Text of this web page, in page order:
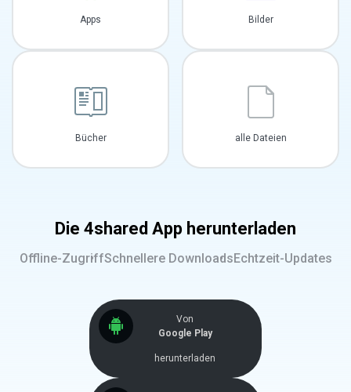
Apps Bilder
Bücher alle Dateien
Die 4shared App herunterladen
Offline-ZugriffSchnellere DownloadsEchtzeit-Updates
Von
Google Play
herunterladen